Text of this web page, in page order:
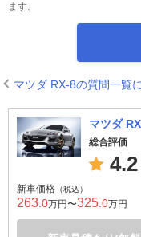
ます。
マツダ RX-8の質問一覧
マツダ
総合評価
4.2
新車価格 （税込）
263 .0万円〜325 .0万円